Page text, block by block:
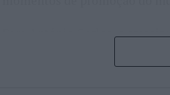
Na sua perspetiva, mais do
em “criar um espaço
Para António Carlos, o
cumprimento dos objetivos
empresário considera que o